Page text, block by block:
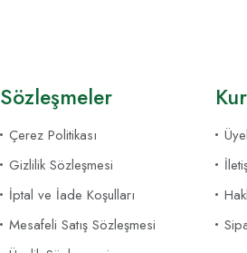
Sözleşmeler
Çerez Politikası
Gizlilik Sözleşmesi
İptal ve İade Koşulları
Mesafeli Satış Sözleşmesi